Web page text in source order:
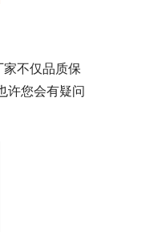
不仅品质保
许您会有疑问